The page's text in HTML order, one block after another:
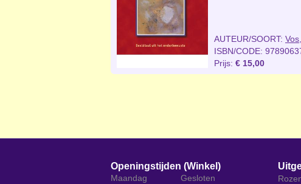
AUTEUR/SOORT:
ISBN/CODE:
Prijs: € 15,00
Openingstijden (Winkel)
Maandag Gesloten